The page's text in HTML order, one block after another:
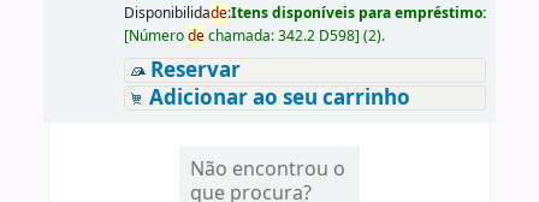
Disponibilidade:Itens disponíveis para empréstimo:
[Númerodechamada:342.2 D598] (2).
Reservar
Adicionar ao seu carrinho
Não encontrou o
que procura?